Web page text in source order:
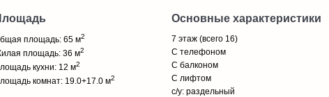
площадь: 65 м2
площадь: 36 м2
кухни: 12 м2
комнат: 19.0+17.0 м2
Основные характеристики
7 этаж (всего 16)
С телефоном
С балконом
С лифтом
с/у: раздельный